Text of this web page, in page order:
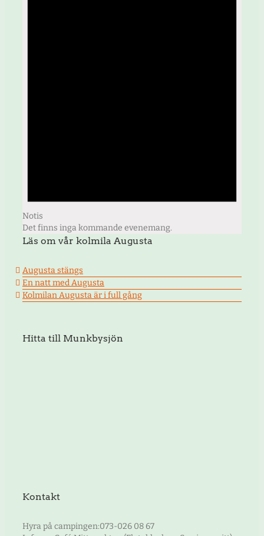
Notis
Det finns inga kommande evenemang.
Läs om vår kolmila Augusta
Augusta stängs
En natt med Augusta
Kolmilan Augusta är i full gång
Hitta till Munkbysjön
Kontakt
Hyra på campingen:073-026 08 67